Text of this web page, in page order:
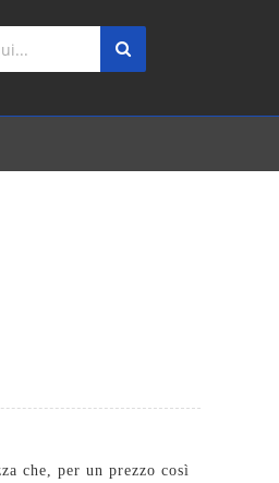
che, per un prezzo così